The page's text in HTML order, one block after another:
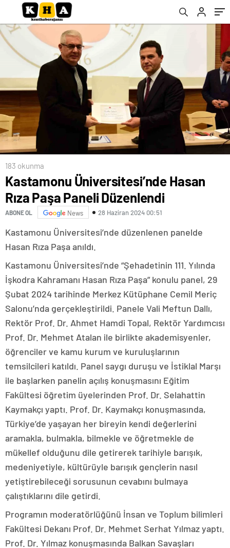
183 okunma
Kastamonu Üniversitesi’nde Hasan
Rıza Paşa Paneli Düzenlendi
ABONE OL News 28 Haziran 2024 00:51
Kastamonu Üniversitesi’nde düzenlenen panelde
Hasan Rıza Paşa anıldı.
Kastamonu Üniversitesi’nde “Şehadetinin 111. Yılında
İşkodra Kahramanı Hasan Rıza Paşa” konulu panel, 29
Şubat 2024 tarihinde Merkez Kütüphane Cemil Meriç
Salonu’nda gerçekleştirildi. Panele Vali Meftun Dallı,
Rektör Prof. Dr. Ahmet Hamdi Topal, Rektör Yardımcısı
Prof. Dr. Mehmet Atalan ile birlikte akademisyenler,
öğrenciler ve kamu kurum ve kuruluşlarının
temsilcileri katıldı. Panel saygı duruşu ve İstiklal Marşı
ile başlarken panelin açılış konuşmasını Eğitim
Fakültesi öğretim üyelerinden Prof. Dr. Selahattin
Kaymakçı yaptı. Prof. Dr. Kaymakçı konuşmasında,
Türkiye’de yaşayan her bireyin kendi değerlerini
aramakla, bulmakla, bilmekle ve öğretmekle de
mükellef olduğunu dile getirerek tarihiyle barışık,
medeniyetiyle, kültürüyle barışık gençlerin nasıl
yetiştirebileceği sorusunun cevabını bulmaya
çalıştıklarını dile getirdi.
Programın moderatörlüğünü İnsan ve Toplum bilimleri
Fakültesi Dekanı Prof. Dr. Mehmet Serhat Yılmaz yaptı.
Prof. Dr. Yılmaz konuşmasında Balkan Savaşları